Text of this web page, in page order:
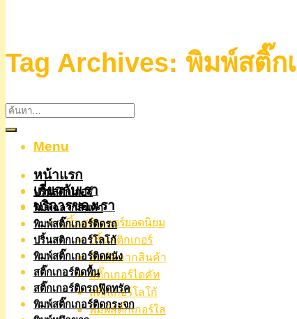
Menu
หน้าแรก
เกี่ยวกับเรา
บริการของเรา
ปริ้นสติกเกอร์ยอดนิยม
ปริ้นสติกเกอร์
พิมพ์ฉลากสินค้า
สติ๊กเกอร์ไดคัท
สติ๊กเกอร์โลโก้
พิมพ์สติ๊กเกอร์ใส
Tag Archives: พิมพ์สติ๊ก
ปริ้นสติกเกอร์
พิมพ์ฉลากสินค้า
พิมพ์สติ๊กเกอร์ติดรถ
ปริ้นสติกเกอร์โลโก้
พิมพ์สติ๊กเกอร์ติดผนัง
สติ๊กเกอร์ติดพื้น
สติ๊กเกอร์ติดรถฟู๊ดทรัค
พิมพ์สติ๊กเกอร์ติดกระจก